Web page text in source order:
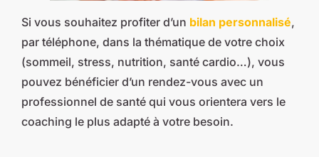
Si vous souhaitez profiter d’un bilan personnalisé,
par téléphone, dans la thématique de votre choix
(sommeil, stress, nutrition, santé cardio…), vous
pouvez bénéficier d’un rendez-vous avec un
professionnel de santé qui vous orientera vers le
coaching le plus adapté à votre besoin.